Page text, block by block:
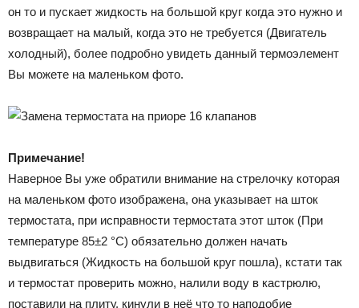
он то и пускает жидкость на большой круг когда это нужно и
возвращает на малый, когда это не требуется (Двигатель
холодный), более подробно увидеть данный термоэлемент
Вы можете на маленьком фото.
Примечание!
Наверное Вы уже обратили внимание на стрелочку которая
на маленьком фото изображена, она указывает на шток
термостата, при исправности термостата этот шток (При
температуре 85±2 °С) обязательно должен начать
выдвигаться (Жидкость на большой круг пошла), кстати так
и термостат проверить можно, налили воду в кастрюлю,
поставили на плиту, кинули в неё что то наподобие